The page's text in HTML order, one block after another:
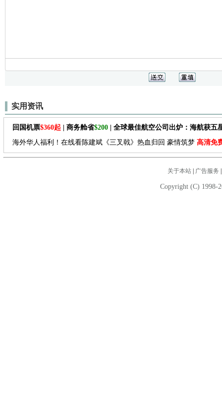
实用资讯
回国机票$360起 | 商务舱省$200 | 全球最佳航空公司出炉：海航获五
海外华人福利！在线看陈建斌《三叉戟》热血归回 豪情筑梦 高清免
关于本站| 广告服务
Copyright (C) 1998-